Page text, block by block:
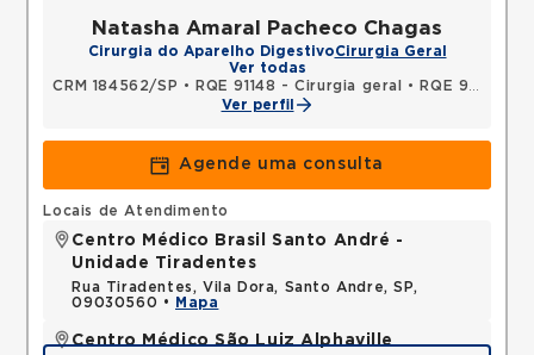
Natasha Amaral Pacheco Chagas
Cirurgia do Aparelho DigestivoCirurgia Geral
Ver todas
CRM 184562/SP • RQE 91148 - Cirurgia geral •
RQE 91149 - Coloproctologia
Ver perfil
Agende uma consulta
Locais de Atendimento
Centro Médico Brasil Santo André -
Unidade Tiradentes
Rua Tiradentes, Vila Dora, Santo Andre, SP,
09030560 •
Mapa
Centro Médico São Luiz Alphaville